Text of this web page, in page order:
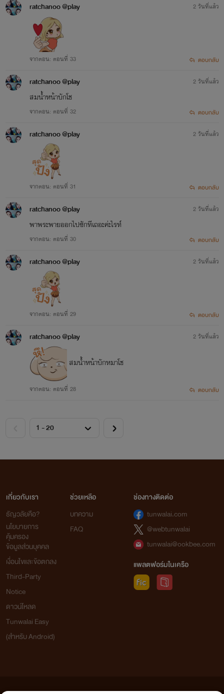
ratchanoo @play
จากตอน: ตอนที่ 33
2 วันที่แล้ว
ตอบกลับ
ratchanoo @play
สมน้ำหน้าบักโช
จากตอน: ตอนที่ 32
2 วันที่แล้ว
ตอบกลับ
ratchanoo @play
จากตอน: ตอนที่ 31
2 วันที่แล้ว
ตอบกลับ
ratchanoo @play
พาพระพายออกไปซักทีเถอะค่ะไรท์
จากตอน: ตอนที่ 30
2 วันที่แล้ว
ตอบกลับ
ratchanoo @play
จากตอน: ตอนที่ 29
2 วันที่แล้ว
ตอบกลับ
ratchanoo @play
สมน้ำหน้าบักหมาโช
จากตอน: ตอนที่ 28
2 วันที่แล้ว
ตอบกลับ
เกี่ยวกับเรา
ธัญวลัยคือ?
นโยบายการ
คุ้มครอง
ข้อมูลส่วนบุคคล
เงื่อนไขและข้อตกลง
Third-Party
Notice
ดาวน์โหลด
Tunwalai Easy
(สำหรับ Android)
ช่วยเหลือ
บทความ
FAQ
ช่องทางติดต่อ
tunwalai.com
@webtunwalai
tunwalai@ookbee.com
แพลตฟอร์มในเครือ